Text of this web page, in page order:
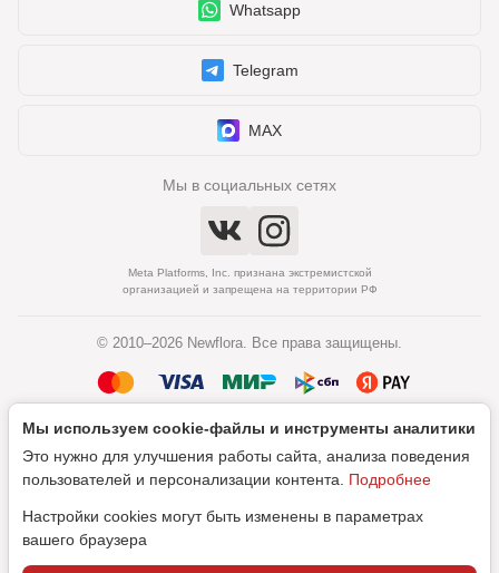
Whatsapp
Telegram
MAX
Мы в социальных сетях
Meta Platforms, Inc. признана экстремистской
организацией и запрещена на территории РФ
© 2010–2026 Newflora. Все права защищены.
Политика обработки персональных данных
Согласие на обработку персональных данных
Мы используем cookie‑файлы и инструменты аналитики
Это нужно для улучшения работы сайта, анализа поведения
пользователей и персонализации контента. Подробнее
Настройки cookies могут быть изменены в параметрах
вашего браузера